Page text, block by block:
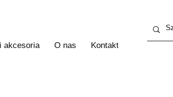
akcesoria O nas Kontakt